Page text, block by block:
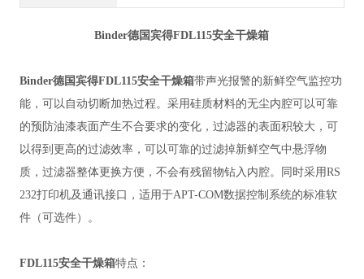
Binder德国宾得FDL115安全干燥箱
Binder德国宾得FDL115安全干燥箱带声光报警的新鲜空气监控功
能，可以自动切断加热过程。采用硅质材料的无尘内腔可以可靠
的预防油漆表面产生不合要求的变化，过滤器的表面积较大，可
以得到更高的过滤效率，可以可靠的过滤掉新鲜空气中悬浮物
质，过滤器整体更换方便，不会有残留物钻入内腔。同时采用RS
232打印机及通讯接口，适用于APT-COM数据控制系统的标准软
件（可选件）。
FDL115安全干燥箱特点：